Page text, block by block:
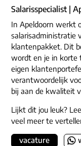
Salarisspecialist |
In Apeldoorn werkt
salarisadministratie
klantenpakket. Dit
wordt en je in korte
eigen
verantwoordelijk
bij aan de kwaliteit
Lijkt dit jou leuk?
veel meer te
vacature